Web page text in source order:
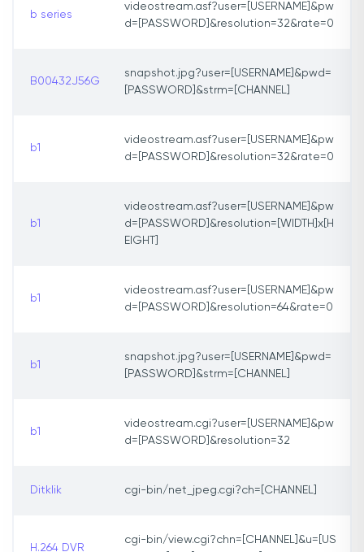
b series
videostream.asf?user=[USERNAME]&pw
d=[PASSWORD]&resolution=32&rate=0
B00432J56G
snapshot.jpg?user=[USERNAME]&pwd=
[PASSWORD]&strm=[CHANNEL]
b1
videostream.asf?user=[USERNAME]&pw
d=[PASSWORD]&resolution=32&rate=0
b1
videostream.asf?user=[USERNAME]&pw
d=[PASSWORD]&resolution=[WIDTH]x[H
EIGHT]
b1
videostream.asf?user=[USERNAME]&pw
d=[PASSWORD]&resolution=64&rate=0
b1
snapshot.jpg?user=[USERNAME]&pwd=
[PASSWORD]&strm=[CHANNEL]
b1
videostream.cgi?user=[USERNAME]&pw
d=[PASSWORD]&resolution=32
Ditklik cgi-bin/net_jpeg.cgi?ch=[CHANNEL]
H.264 DVR
cgi-bin/view.cgi?chn=[CHANNEL]&u=[US